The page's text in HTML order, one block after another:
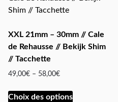
XXL 21mm – 30mm // Cale
de Rehausse // Bekijk Shim
// Tacchette
49,00€ – 58,00€
Choix des options